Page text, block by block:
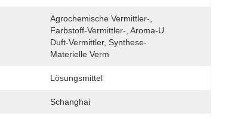
Agrochemische Vermittler-,
Farbstoff-Vermittler-, Aroma-U.
Duft-Vermittler, Synthese-
Materielle Verm
Lösungsmittel
Schanghai